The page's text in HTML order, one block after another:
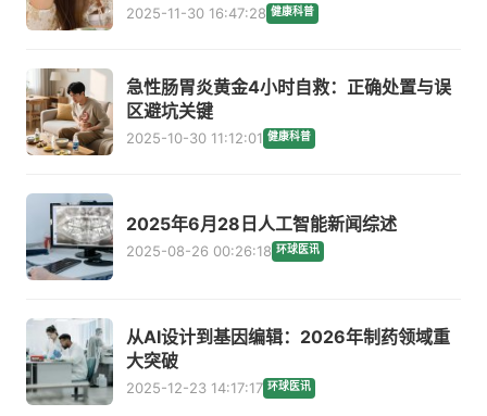
2025-11-30 16:47:28 健康科普
急性肠胃炎黄金4小时自救：正确处置与误
区避坑关键
2025-10-30 11:12:01 健康科普
2025年6月28日人工智能新闻综述
2025-08-26 00:26:18 环球医讯
从AI设计到基因编辑：2026年制药领域重
大突破
2025-12-23 14:17:17 环球医讯